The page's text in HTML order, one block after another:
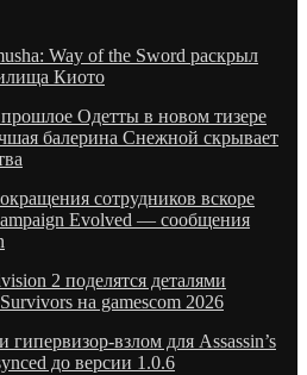
Way of the Sword раскрыл
Киото
Одетты в новом тизере
балерина Снежной скрывает
сотрудников вскоре
Evolved — сообщения
2 поделятся деталями
на gamescom 2026
взлом для Assassin’s
до версии 1.0.6